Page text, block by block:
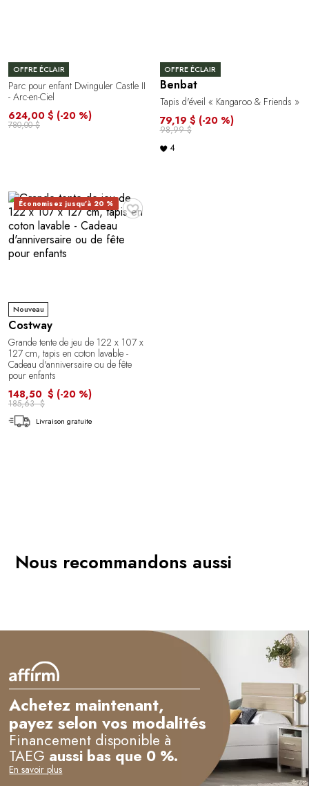
OFFRE ÉCLAIR
Parc pour enfant Dwinguler Castle II
- Arc-en-Ciel
624,00 $ (-20 %)
780,00 $
OFFRE ÉCLAIR
Benbat
Tapis d'éveil « Kangaroo & Friends »
79,19 $ (-20 %)
98,99 $
4
♥
Économisez jusqu'à 20 %
Nouveau
Costway
Grande tente de jeu de 122 x 107 x
127 cm, tapis en coton lavable -
Cadeau d'anniversaire ou de fête
pour enfants
148,50 $ (-20 %)
185,63 $
Livraison gratuite
Nous recommandons aussi
Achetez maintenant,
payez selon vos modalités
Financement disponible à
TAEG aussi bas que 0 %.
En savoir plus